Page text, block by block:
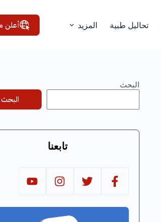
تحاليل طبية المزيد أعلن
البحث
البحث
تابعنا